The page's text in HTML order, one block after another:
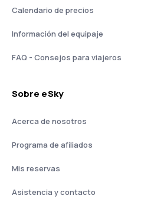
Calendario de precios
Información del equipaje
FAQ - Consejos para viajeros
Sobre eSky
Acerca de nosotros
Programa de afiliados
Mis reservas
Asistencia y contacto